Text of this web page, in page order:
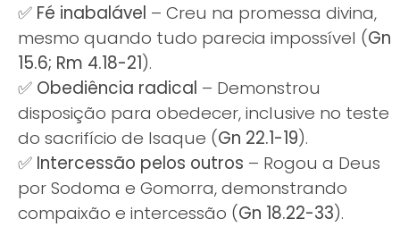
✅ Fé inabalável – Creu na promessa divina,
mesmo quando tudo parecia impossível (Gn
15.6; Rm 4.18-21).
✅ Obediência radical – Demonstrou
disposição para obedecer, inclusive no teste
do sacrifício de Isaque (Gn 22.1-19).
✅ Intercessão pelos outros – Rogou a Deus
por Sodoma e Gomorra, demonstrando
compaixão e intercessão (Gn 18.22-33).